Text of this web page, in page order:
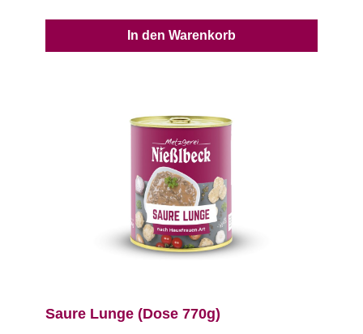
In den Warenkorb
Saure Lunge (Dose 770g)